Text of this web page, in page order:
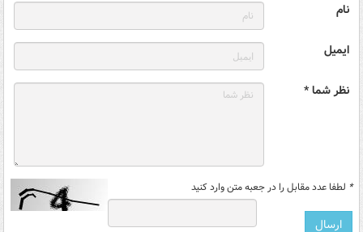
نام
ایمیل
نظر شما *
* لطفا عدد مقابل را در جعبه متن وارد کنید